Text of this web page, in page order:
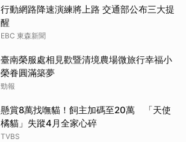
行動網路降速演練將上路 交通部公布三大提
醒
EBC 東森新聞
臺南榮服處相見歡暨清境農場微旅行幸福小
榮眷圓滿築夢
勁報
懸賞8萬找嘸貓！飼主加碼至20萬 「天使
橘貓」失蹤4月全家心碎
TVBS